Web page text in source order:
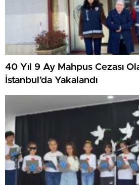
40 Yıl 9 Ay Mahpus Cezası
İstanbul’da Yakalandı